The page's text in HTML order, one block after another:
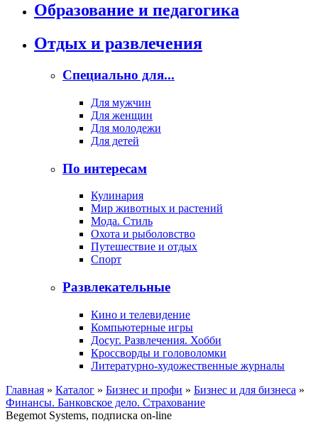
Образование и педагогика
Отдых и развлечения
Специально для...
Для мужчин
Для женщин
Для молодежи
Для детей
По интересам
Кулинария
Мир животных и растений
Мода. Стиль
Охота и рыболовство
Путешествие и отдых
Спорт
Развлекательные
Кино и телевидение
Компьютерные игры
Досуг. Развлечения. Хобби
Кроссворды и головоломки
Литературно-художественные журналы
Главная » Каталог » Бизнес и профи » Бизнес и для бизнеса »
Финансы. Банковское дело. Страхование
Begemot Systems, подписка on-line